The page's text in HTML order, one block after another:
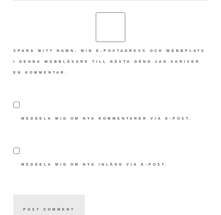
SPARA MITT NAMN, MIN E-POSTADRESS OCH WEBBPLATS
I DENNA WEBBLÄSARE TILL NÄSTA GÅNG JAG SKRIVER
EN KOMMENTAR.
MEDDELA MIG OM NYA KOMMENTARER VIA E-POST.
MEDDELA MIG OM NYA INLÄGG VIA E-POST.